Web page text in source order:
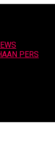
PERS